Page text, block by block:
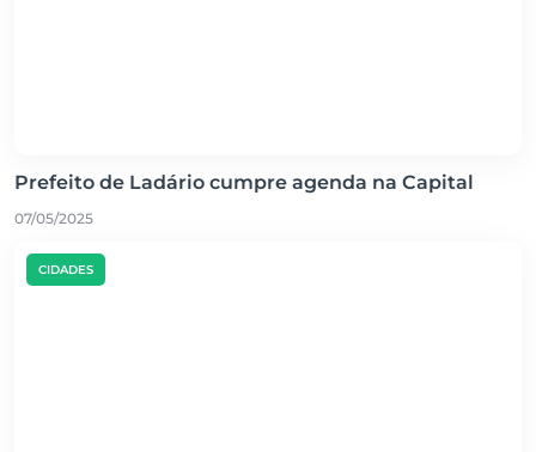
Prefeito de Ladário cumpre agenda na Capital
07/05/2025
CIDADES